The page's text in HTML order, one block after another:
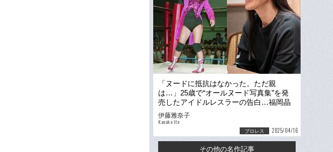
「ヌードに抵抗はなかった。ただ親
は…」25歳で“オールヌード写真集”を発
売したアイドルレスラーの告白…福岡晶
が“ニシキヘビと撮影”したまさかの理由
伊藤雅奈子
Kanako Ito
プロレス 2025/04/16
その他の名作記事